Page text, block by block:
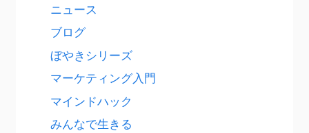
ニュース
ブログ
ぼやきシリーズ
マーケティング入門
マインドハック
みんなで生きる